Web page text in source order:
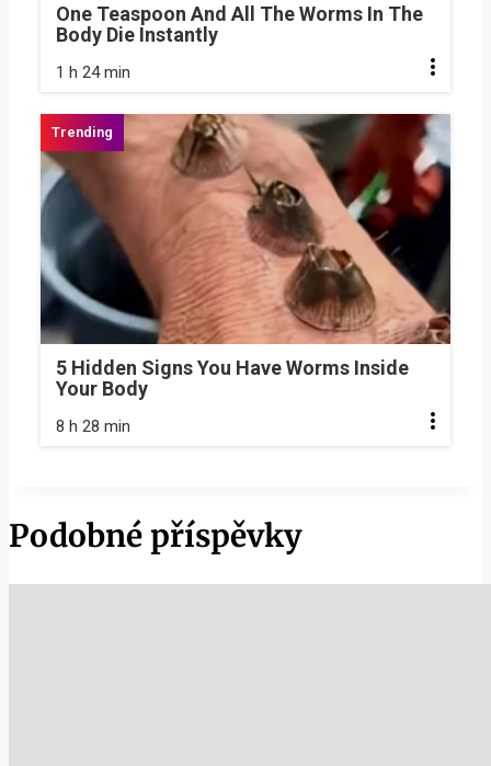
One Teaspoon And All The Worms In The
Body Die Instantly
1 h 24 min
5 Hidden Signs You Have Worms Inside
Your Body
8 h 28 min
Podobné příspěvky